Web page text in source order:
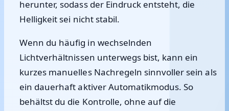
herunter, sodass der Eindruck entsteht, die
Helligkeit sei nicht stabil.
Wenn du häufig in wechselnden
Lichtverhältnissen unterwegs bist, kann ein
kurzes manuelles Nachregeln sinnvoller sein als
ein dauerhaft aktiver Automatikmodus. So
behältst du die Kontrolle, ohne auf die